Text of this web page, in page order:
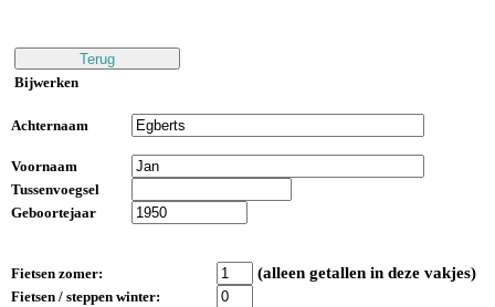
Bijwerken
Achternaam
Voornaam
Tussenvoegsel
Geboortejaar
Fietsen zomer: (alleen getallen in deze vakjes)
Fietsen / steppen winter: